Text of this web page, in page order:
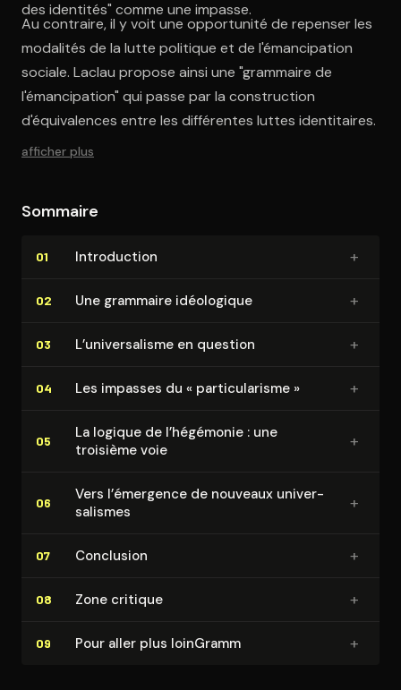
des identités" comme une impasse.
Au contraire, il y voit une opportunité de repenser les
modalités de la lutte politique et de l'émancipation
sociale. Laclau propose ainsi une "grammaire de
l'émancipation" qui passe par la construction
d'équivalences entre les différentes luttes identitaires.
afficher plus
Sommaire
01 In­tro­duc­tion +
02 Une grammaire idéologique +
03 L’uni­ver­sa­lisme en question +
04 Les impasses du « par­ti­cu­la­risme » +
05
La logique de l’hégémonie : une
troisième voie
+
06
Vers l’émergence de nouveaux uni­ver­
sa­lismes
+
07 Conclusion +
08 Zone critique +
09 Pour aller plus loinGramm +